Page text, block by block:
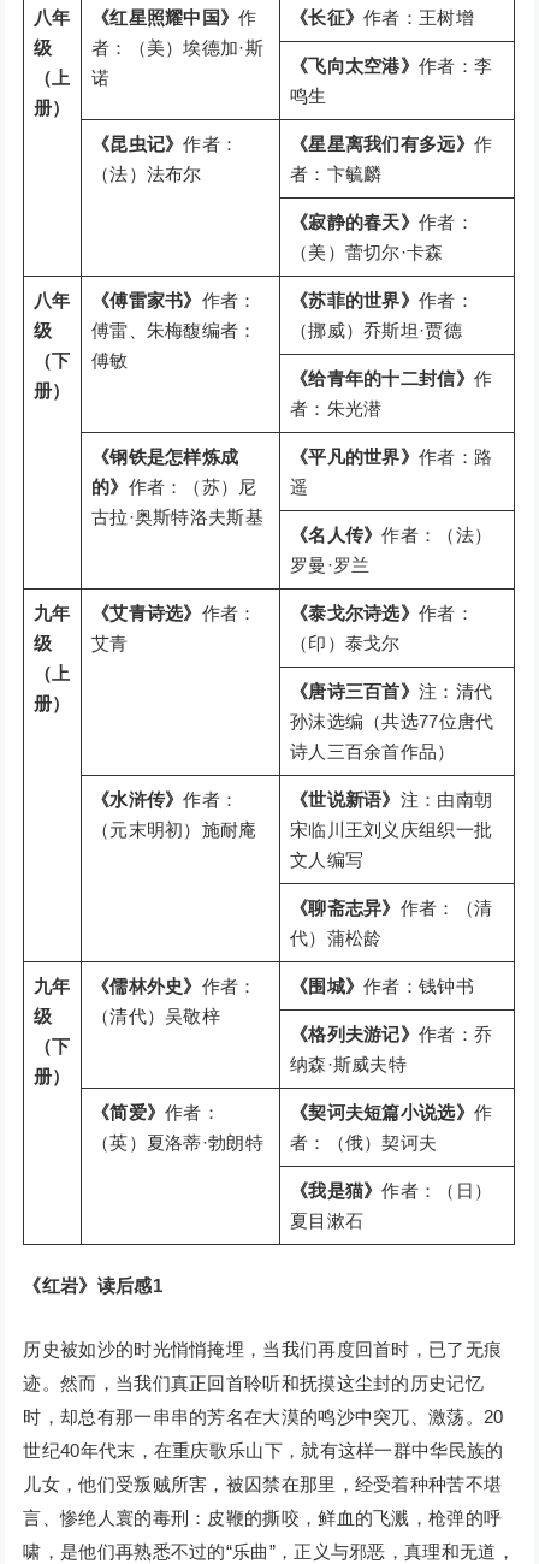
八年
级
（上
册）
《红星照耀中国》作
者：（美）埃德加·斯
诺
《长征》作者：王树增
《飞向太空港》作者：李
鸣生
《昆虫记》作者：
（法）法布尔
《星星离我们有多远》 作
者：卞毓麟
《寂静的春天》作者：
（美）蕾切尔·卡森
八年
级
（下
册）
《傅雷家书》 作者：
傅雷、朱梅馥编者：
傅敏
《苏菲的世界》作者：
（挪威）乔斯坦·贾德
《给青年的十二封信》 作
者：朱光潜
《钢铁是怎样炼成
的》 作者：（苏）尼
古拉·奥斯特洛夫斯基
《平凡的世界》作者：路
遥
《名人传》作者：（法）
罗曼·罗兰
九年
级
（上
册）
《艾青诗选》 作者：
艾青
《泰戈尔诗选》作者：
（印）泰戈尔
《唐诗三百首》注：清代
孙沫选编（共选77位唐代
诗人三百余首作品）
《水浒传》作者：
（元末明初）施耐庵
《世说新语》 注：由南朝
宋临川王刘义庆组织一批
文人编写
《聊斋志异》 作者：（清
代）蒲松龄
九年
级
（下
册）
《儒林外史》 作者：
（清代）吴敬梓
《围城》作者：钱钟书
《格列夫游记》作者：乔
纳森·斯威夫特
《简爱》作者：
（英）夏洛蒂·勃朗特
《契诃夫短篇小说选》 作
者：（俄）契诃夫
《我是猫》作者：（日）
夏目漱石
《红岩》读后感1
历史被如沙的时光悄悄掩埋，当我们再度回首时，已了无痕
迹。然而，当我们真正回首聆听和抚摸这尘封的历史记忆
时，却总有那一串串的芳名在大漠的鸣沙中突兀、激荡。20
世纪40年代末，在重庆歌乐山下，就有这样一群中华民族的
儿女，他们受叛贼所害，被囚禁在那里，经受着种种苦不堪
言、惨绝人寰的毒刑：皮鞭的撕咬，鲜血的飞溅，枪弹的呼
啸，是他们再熟悉不过的“乐曲”，正义与邪恶，真理和无道，